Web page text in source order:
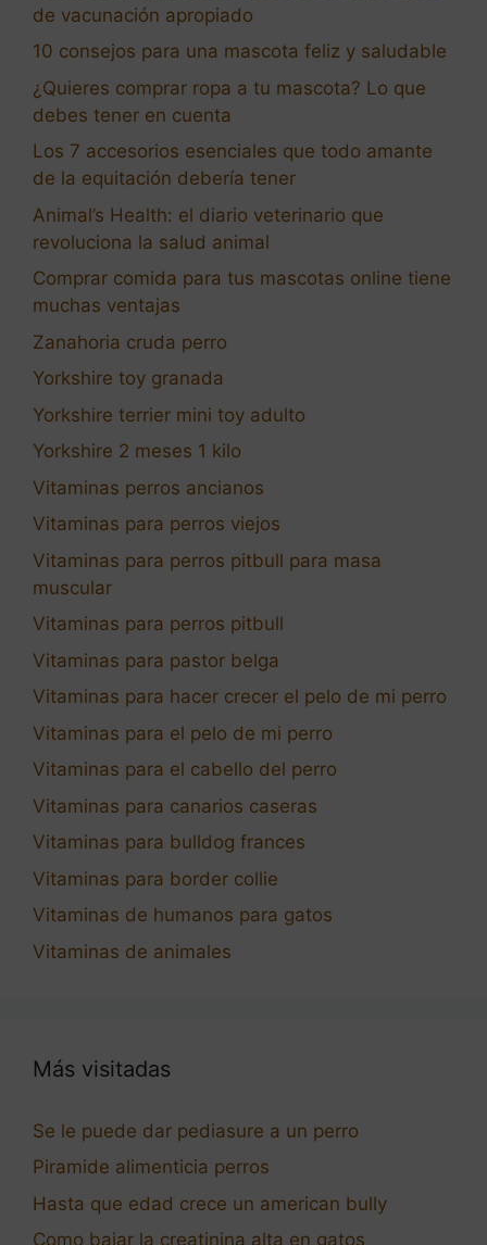
de vacunación apropiado
10 consejos para una mascota feliz y saludable
¿Quieres comprar ropa a tu mascota? Lo que
debes tener en cuenta
Los 7 accesorios esenciales que todo amante
de la equitación debería tener
Animal’s Health: el diario veterinario que
revoluciona la salud animal
Comprar comida para tus mascotas online tiene
muchas ventajas
Zanahoria cruda perro
Yorkshire toy granada
Yorkshire terrier mini toy adulto
Yorkshire 2 meses 1 kilo
Vitaminas perros ancianos
Vitaminas para perros viejos
Vitaminas para perros pitbull para masa
muscular
Vitaminas para perros pitbull
Vitaminas para pastor belga
Vitaminas para hacer crecer el pelo de mi perro
Vitaminas para el pelo de mi perro
Vitaminas para el cabello del perro
Vitaminas para canarios caseras
Vitaminas para bulldog frances
Vitaminas para border collie
Vitaminas de humanos para gatos
Vitaminas de animales
Más visitadas
Se le puede dar pediasure a un perro
Piramide alimenticia perros
Hasta que edad crece un american bully
Como bajar la creatinina alta en gatos